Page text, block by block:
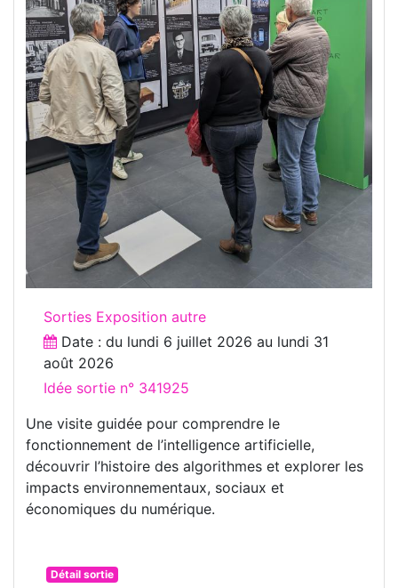
Sorties Exposition autre
Date : du lundi 6 juillet 2026 au lundi 31
août 2026
Idée sortie n° 341925
Une visite guidée pour comprendre le
fonctionnement de l’intelligence artificielle,
découvrir l’histoire des algorithmes et explorer les
impacts environnementaux, sociaux et
économiques du numérique.
Détail sortie